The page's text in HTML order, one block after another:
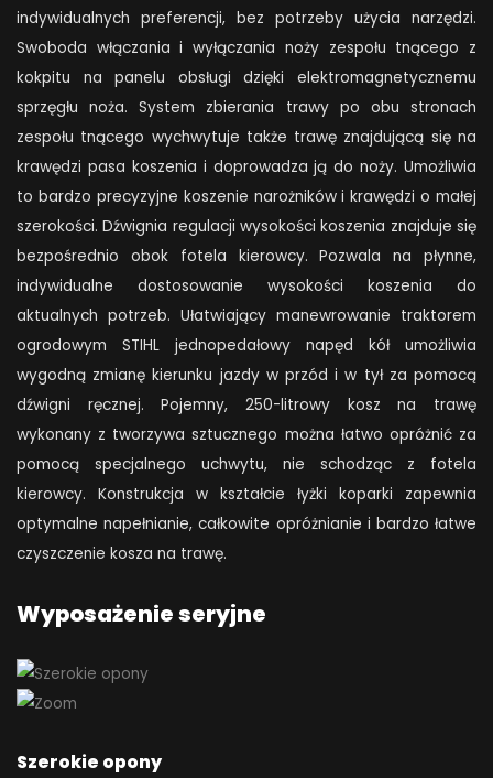
indywidualnych preferencji, bez potrzeby użycia narzędzi.
Swoboda włączania i wyłączania noży zespołu tnącego z
kokpitu na panelu obsługi dzięki elektromagnetycznemu
sprzęgłu noża. System zbierania trawy po obu stronach
zespołu tnącego wychwytuje także trawę znajdującą się na
krawędzi pasa koszenia i doprowadza ją do noży. Umożliwia
to bardzo precyzyjne koszenie narożników i krawędzi o małej
szerokości. Dźwignia regulacji wysokości koszenia znajduje się
bezpośrednio obok fotela kierowcy. Pozwala na płynne,
indywidualne dostosowanie wysokości koszenia do
aktualnych potrzeb. Ułatwiający manewrowanie traktorem
ogrodowym STIHL jednopedałowy napęd kół umożliwia
wygodną zmianę kierunku jazdy w przód i w tył za pomocą
dźwigni ręcznej. Pojemny, 250-litrowy kosz na trawę
wykonany z tworzywa sztucznego można łatwo opróżnić za
pomocą specjalnego uchwytu, nie schodząc z fotela
kierowcy. Konstrukcja w kształcie łyżki koparki zapewnia
optymalne napełnianie, całkowite opróżnianie i bardzo łatwe
czyszczenie kosza na trawę.
Wyposażenie seryjne
Szerokie opony